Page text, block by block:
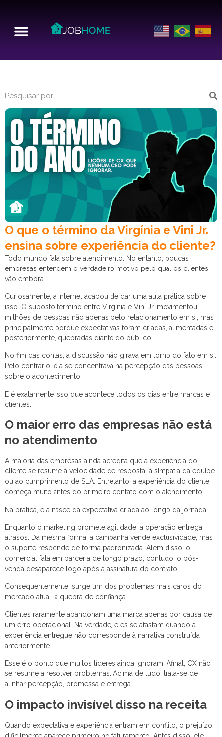
O que o término da Virgínia e Vini Jr.
ensina sobre experiência do cliente?
Todo mundo fala sobre atendimento. No entanto, poucas
empresas entendem o verdadeiro motivo pelo qual os clientes
vão embora.
Curiosamente, a internet acabou de dar uma aula prática sobre
isso. O suposto término entre Virgínia e Vini Jr. movimentou
milhões de pessoas não apenas pelo relacionamento em si, mas
principalmente porque expectativas foram criadas, alimentadas e,
posteriormente, quebradas diante do público.
No fim das contas, a discussão não girava em torno do fato em si.
Pelo contrário, ela se concentrava na percepção das pessoas
sobre o acontecimento.
E é exatamente isso que acontece todos os dias entre marcas e
clientes.
O maior erro das empresas não está
no atendimento
A maioria das empresas ainda acredita que a experiência do
cliente se resume à velocidade de resposta, à simpatia da equipe
ou ao cumprimento de SLA. Entretanto, a experiência do cliente
começa muito antes do primeiro contato com o atendimento.
Na prática, ela nasce da expectativa criada ao longo da jornada.
Enquanto o marketing promete agilidade, a operação entrega
atrasos. Da mesma forma, a campanha vende exclusividade, mas
o suporte responde de forma padronizada. Além disso, o
comercial fala em parceria de longo prazo; contudo, o pós-
venda desaparece logo após a assinatura do contrato.
Consequentemente, surge um dos problemas mais caros do
mercado atual: a quebra de confiança.
Clientes raramente abandonam uma marca apenas por causa de
um erro operacional. Na verdade, eles se afastam quando a
experiência entregue não corresponde à narrativa construída
anteriormente.
Esse é o ponto que muitos líderes ainda ignoram. Afinal, CX não
se resume a resolver problemas. Acima de tudo, trata-se de
alinhar percepção, promessa e entrega.
O impacto invisível disso na receita
Quando expectativa e experiência entram em conflito, o prejuízo
dificilmente aparece primeiro no faturamento. Antes disso, ele